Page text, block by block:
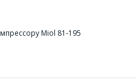
Miol 81-195